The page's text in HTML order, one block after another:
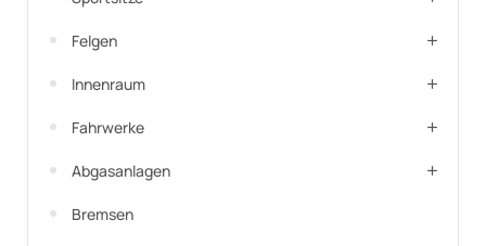
Felgen
Innenraum
Fahrwerke
Abgasanlagen
Bremsen